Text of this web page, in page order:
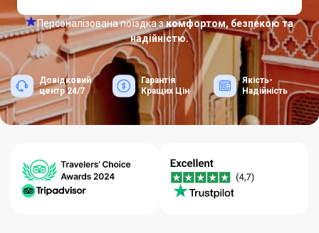
Персоналізована поїздка зкомфортом, безпекою та
надійністю.
Довідковий
центр 24/7
Гарантія
Кращих Цін
Якість-
Надійність